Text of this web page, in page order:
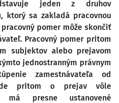
jeden z druhov
ktorý sa zakladá pracovnou
pomer môže skončiť
Pracovný pomer pritom
subjektov alebo prejavom
jednostranným právnym
zamestnávateľa od
pritom o prejav vôle
má presne ustanovené